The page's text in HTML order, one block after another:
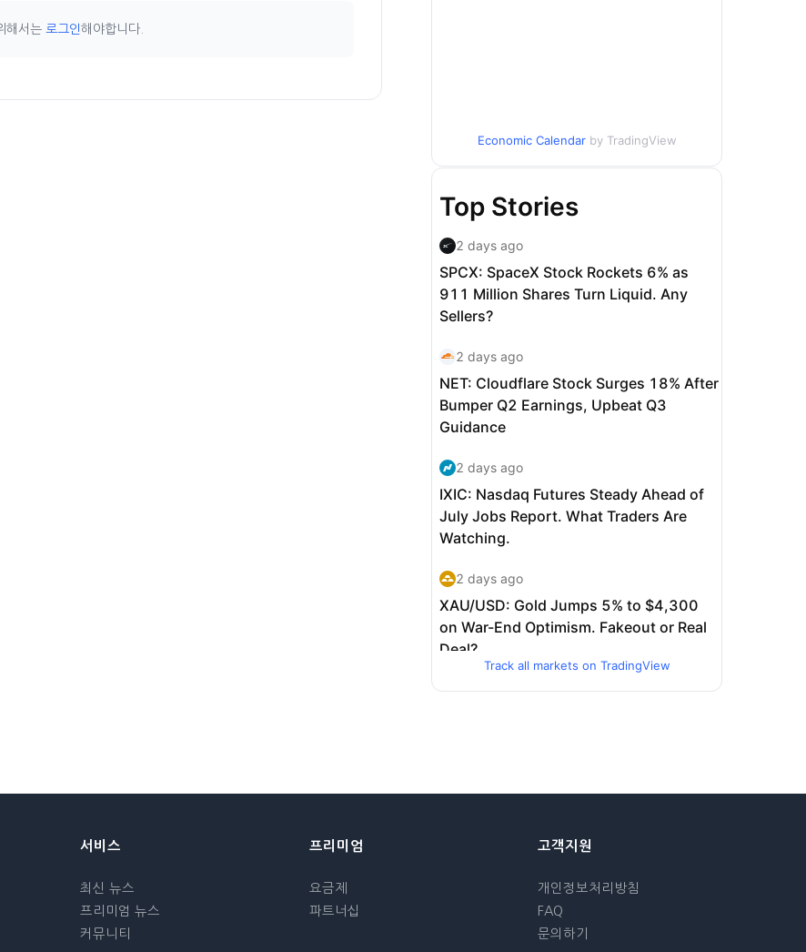
해서는 로그인 해야합니다.
Economic Calendar by TradingView
Track all markets on TradingView
서비스
최신 뉴스
프리미엄 뉴스
커뮤니티
프리미엄
요금제
파트너십
고객지원
개인정보처리방침
FAQ
문의하기